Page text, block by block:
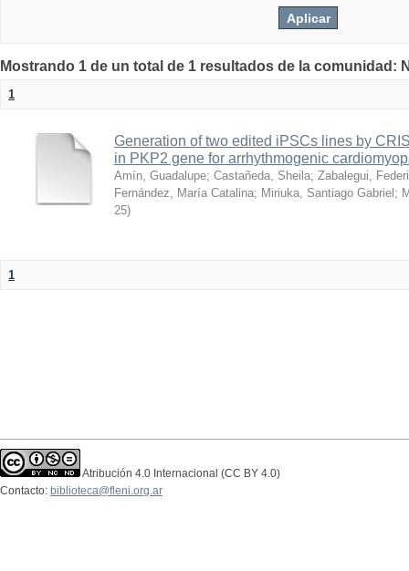
Mostrando 1 de un total de 1 resultados de la comunidad:
1
Generation of two edited iPSCs lines by
in PKP2 gene for arrhythmogenic
Amín, Guadalupe; Castañeda, Sheila; Zabalegui,
Fernández, María Catalina; Miriuka, Santiago Gabriel ;
25)
1
Atribución 4.0 Internacional (CC BY 4.0)
Contacto: biblioteca@fleni.org.ar